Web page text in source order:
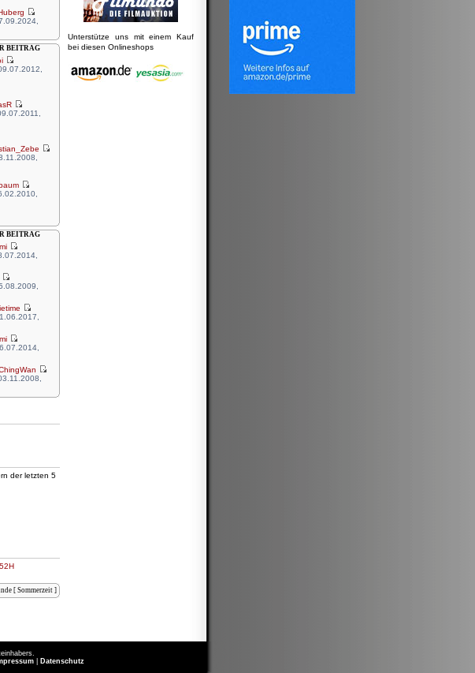
BEITRAG
BEITRAG
der letzten 5
[ Sommerzeit ]
Unterstütze uns mit einem Kauf
bei diesen Onlineshops
Datenschutz